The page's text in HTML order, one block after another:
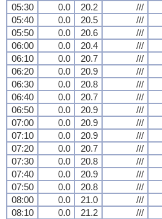
05:30
0.0 20.2 ///
05:40
0.0 20.5 ///
05:50
0.0 20.6 ///
06:00
0.0 20.4 ///
06:10
0.0 20.7 ///
06:20
0.0 20.9 ///
06:30
0.0 20.8 ///
06:40
0.0 20.7 ///
06:50
0.0 20.9 ///
07:00
0.0 20.9 ///
07:10
0.0 20.9 ///
07:20
0.0 20.7 ///
07:30
0.0 20.8 ///
07:40
0.0 20.9 ///
07:50
0.0 20.8 ///
08:00
0.0 21.0 ///
08:10
0.0 21.2 ///